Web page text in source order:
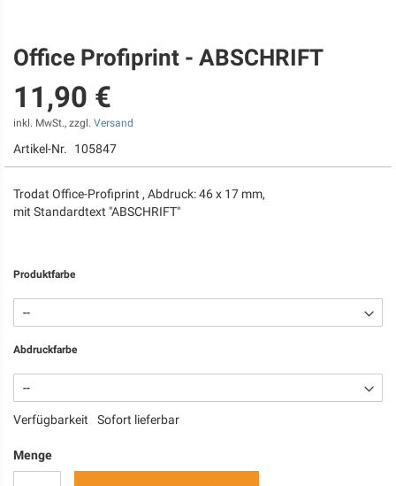
Zum
Anfang
der
Bildgalerie
springen
Office Profiprint - ABSCHRIFT
11,90 €
inkl. MwSt., zzgl. Versand
Artikel-Nr. 105847
Trodat Office-Profiprint , Abdruck: 46 x 17 mm,
mit Standardtext "ABSCHRIFT"
Produktfarbe
Abdruckfarbe
Verfügbarkeit Sofort lieferbar
Menge